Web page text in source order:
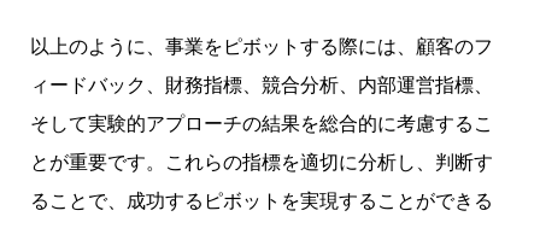
以上のように、事業をピボットする際には、顧客のフ
ィードバック、財務指標、競合分析、内部運営指標、
そして実験的アプローチの結果を総合的に考慮するこ
とが重要です。これらの指標を適切に分析し、判断す
ることで、成功するピボットを実現することができる